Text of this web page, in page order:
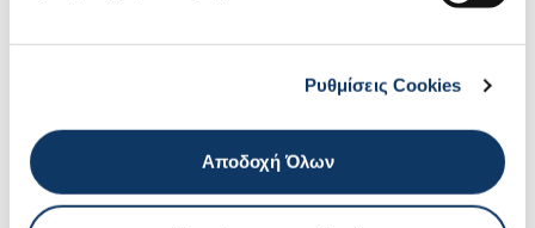
Ρυθμίσεις Cookies
Αποδοχή Όλων
Όφελος απόσυρσης έως 500€
Επωφεληθείτε από την προσφορά μας σε όλα μας τα
μεταχειρισμένα αυτοκίνητα!